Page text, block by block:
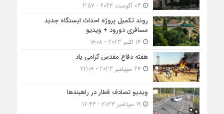
روند تکمیل پروژه احداث ایستگاه جدید
مسافری دورود + ویدیو
هفته دفاع مقدس گرامی باد
ویدیو تصادف قطار در راهبندها